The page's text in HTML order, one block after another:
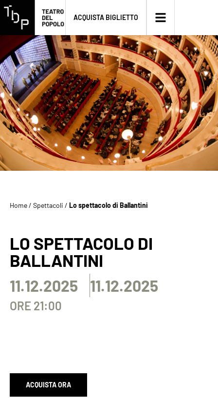
ACQUISTA BIGLIETTO
Home/ Spettacoli / Lo spettacolo di Ballantini
LO SPETTACOLO DI
BALLANTINI
11.12.2025 11.12.2025
ORE 21:00
ACQUISTA ORA